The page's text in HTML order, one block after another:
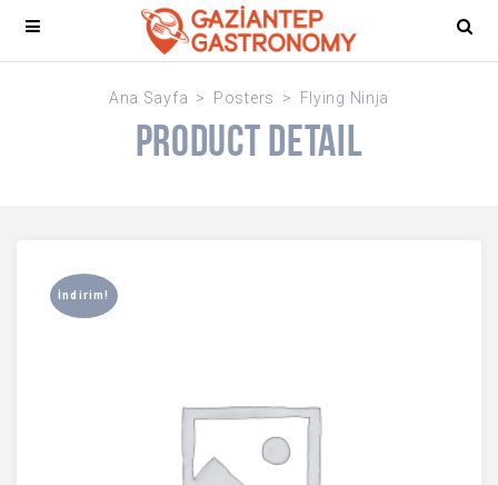
Ana Sayfa Posters Flying Ninja
Product Detail
İndirim!